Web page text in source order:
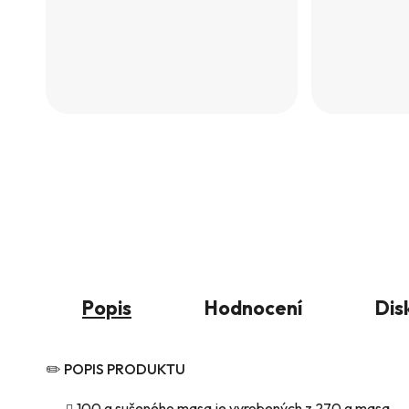
Popis Hodnocení
✏️ POPIS PRODUKTU